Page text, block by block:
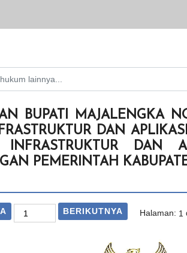
BUPATI MAJALENGKA
DAN
INFRASTRUKTUR DAN
PEMERINTAH
BERIKUTNYA Halaman: 1